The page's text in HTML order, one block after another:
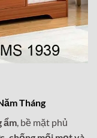
Tháng
ẩm, bề mặt phủ